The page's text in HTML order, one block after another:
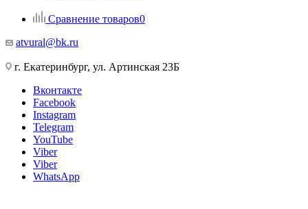
Сравнение товаров0
atvural@bk.ru
г. Екатеринбург, ул. Артинская 23Б
Вконтакте
Facebook
Instagram
Telegram
YouTube
Viber
Viber
WhatsApp